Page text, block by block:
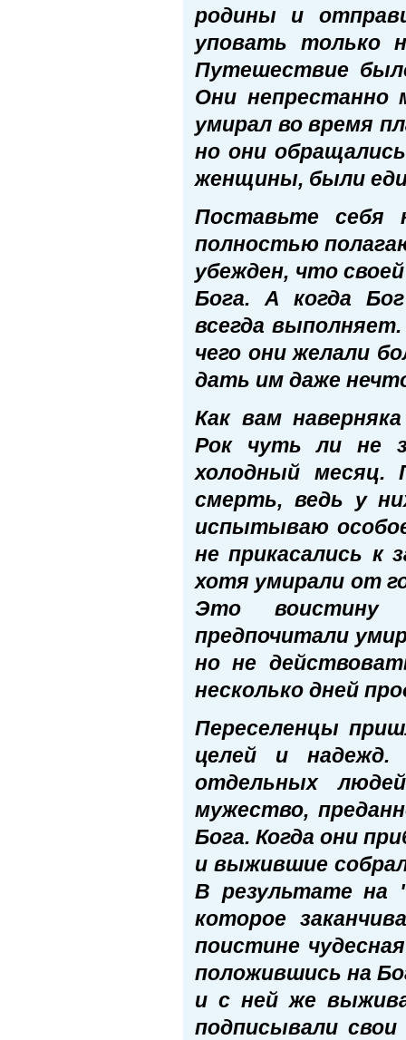
родины и
уповать только
Путешествие
Они непрестанно
умирал во время
но они
женщины, были
Поставьте
полностью
убежден, что
Бога. А когда
всегда
чего они желали
дать им даже
Как вам
Рок чуть ли не
холодный месяц.
смерть, ведь у
испытываю
не прикасались к
хотя умирали от
Это воистину
предпочитали
но не
несколько дней
Переселенцы
целей и
отдельных
мужество,
Бога. Когда они
и выжившие
В результате на
которое
поистине
положившись на
и с ней же
подписывали